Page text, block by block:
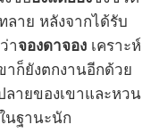
ลาย หลังจากได้รับ
าจองดาจอง เคราะห์
าก็ยังตกงานอีกด้วย
ลายของเขาและหวน
นฐานะนัก